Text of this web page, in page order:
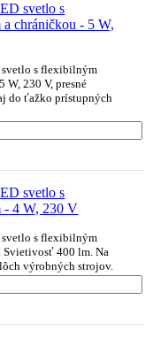
svetlo s
chráničkou - 5 W,
s flexibilným
W, 230 V, presné
do ťažko prístupných
svetlo s
- 4 W, 230 V
s flexibilným
Svietivosť 400 lm. Na
výrobných strojov.